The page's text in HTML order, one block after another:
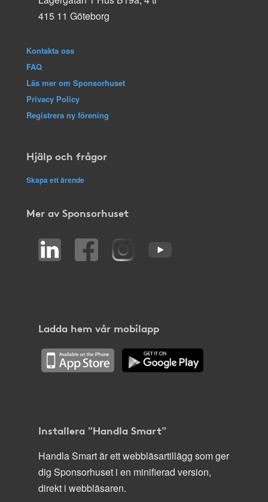
415 11 Göteborg
Kontakta oss
FAQ
Läs mer om Sponsorhuset
Privacy Policy
Registrera ny förening
Hjälp och frågor
Skapa ett ärende
Mer av Sponsorhuset
Ladda hem vår mobilapp
Installera "Handla Smart"
Handla Smart är ett webbläsartillägg som ger
dig Sponsorhuset i en minifierad version,
direkt i webbläsaren.